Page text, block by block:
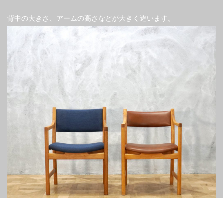
背中の大きさ、アームの高さなどが大きく違います。